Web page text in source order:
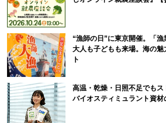
“漁師の日”に東京開催。「
大人も子どもも来場。海の
ト
高温・乾燥・日照不足でもス
バイオスティミュラント資材